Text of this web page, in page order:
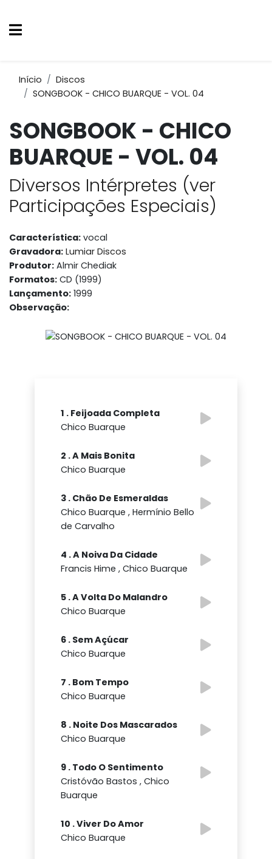
Início
Discos
SONGBOOK - CHICO BUARQUE - VOL. 04
SONGBOOK - CHICO
BUARQUE - VOL. 04
Diversos Intérpretes (ver
Participações Especiais)
Característica: vocal
Gravadora: Lumiar Discos
Produtor: Almir Chediak
Formatos: CD (1999)
Lançamento: 1999
Observação:
1 . Feijoada Completa
Chico Buarque
2 . A Mais Bonita
Chico Buarque
3 . Chão De Esmeraldas
Chico Buarque , Hermínio Bello
de Carvalho
4 . A Noiva Da Cidade
Francis Hime , Chico Buarque
5 . A Volta Do Malandro
Chico Buarque
6 . Sem Açúcar
Chico Buarque
7 . Bom Tempo
Chico Buarque
8 . Noite Dos Mascarados
Chico Buarque
9 . Todo O Sentimento
Cristóvão Bastos , Chico
Buarque
10 . Viver Do Amor
Chico Buarque